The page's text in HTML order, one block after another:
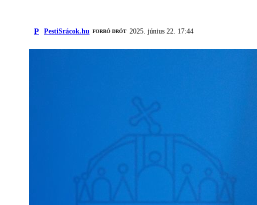
P PestiSrácok.hu FORRÓ DRÓT 2025. június 22. 17:44